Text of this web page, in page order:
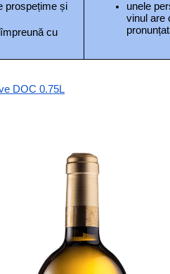
prospețime și
cu
unele
vinul are
DOC 0.75L